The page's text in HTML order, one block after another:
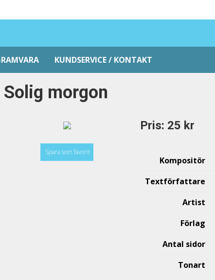
KUNDSERVICE / KONTAKT
Solig morgon
Spara som favorit
Pris: 25 kr
Kompositör
Textförfattare
Artist
Förlag
Antal sidor
Tonart